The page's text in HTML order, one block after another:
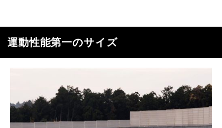
運動性能第一のサイズ